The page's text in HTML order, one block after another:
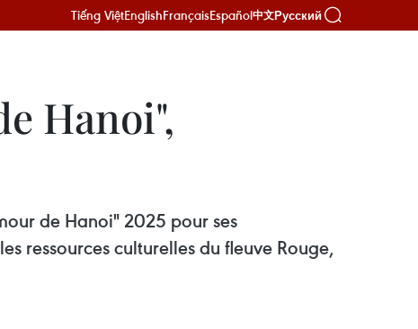
Tiếng ViệtEnglishFrançaisEspañol中文Русский
Hanoi",
de Hanoi" 2025 pour ses
ressources culturelles du fleuve Rouge,